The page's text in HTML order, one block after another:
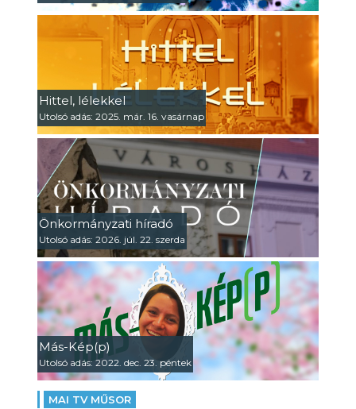
Hittel, lélekkel
Utolsó adás: 2025. már. 16. vasárnap
Önkormányzati híradó
Utolsó adás: 2026. júl. 22. szerda
Más-Kép(p)
Utolsó adás: 2022. dec. 23. péntek
MAI TV MŰSOR